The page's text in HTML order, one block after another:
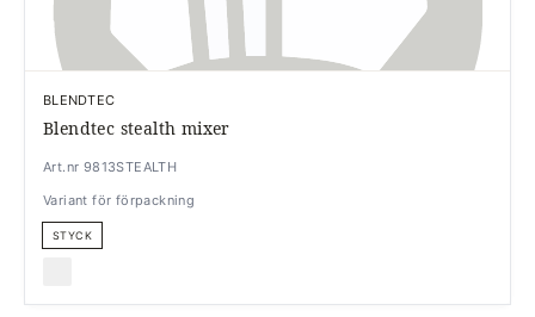
BLENDTEC
Blendtec stealth mixer
Art.nr 9813STEALTH
Variant för förpackning
STYCK